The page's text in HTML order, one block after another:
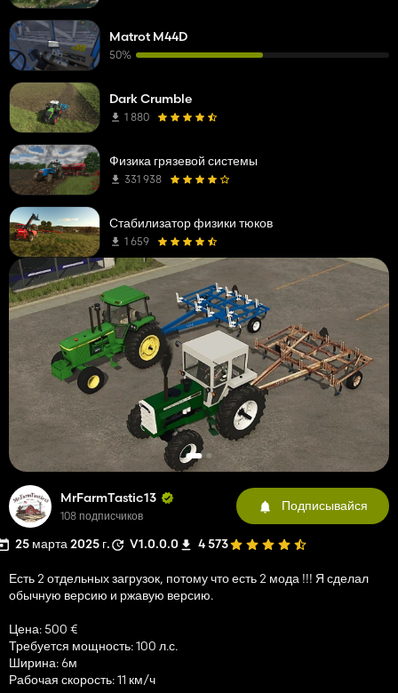
MrFarmTastic13
108 подписчиков
Подписывайся
25 марта 2025 г. V1.0.0.0 4 573
Есть 2 отдельных загрузок, потому что есть 2 мода !!! Я сделал
обычную версию и ржавую версию.
Цена: 500 €
Требуется мощность: 100 л.с.
Ширина: 6м
Рабочая скорость: 11 км/ч
Matrot M44D
50%
Dark Crumble
1 880
Физика грязевой системы
331 938
Стабилизатор физики тюков
1 659